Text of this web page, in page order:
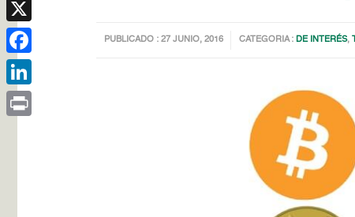
PUBLICADO : 27 JUNIO, 2016 CATEGORIA : DE INTERÉS,
X
Facebook
LinkedIn